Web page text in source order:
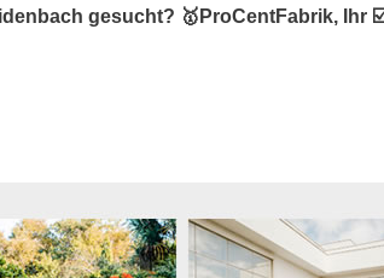
gesucht? 🥇ProCentFabrik, Ihr